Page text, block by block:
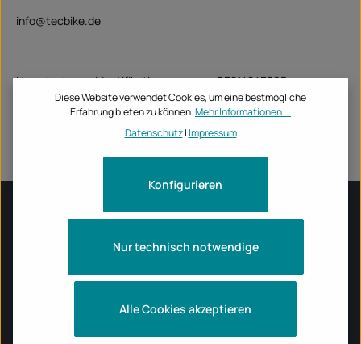
info@tecbike.de
Umsatzsteuer-Identifikationsnummer: DE814843395
Registergericht: Amtsgericht Stuttgart, HRB 723048
ÖFFNUNGSZEITEN TECBIKE STORE
Diese Website verwendet Cookies, um eine bestmögliche
Erfahrung bieten zu können.Mehr Informationen ...
Datenschutz| Impressum
Nur technisch notwendige
Konfigurieren
Alle Cookies akzeptieren